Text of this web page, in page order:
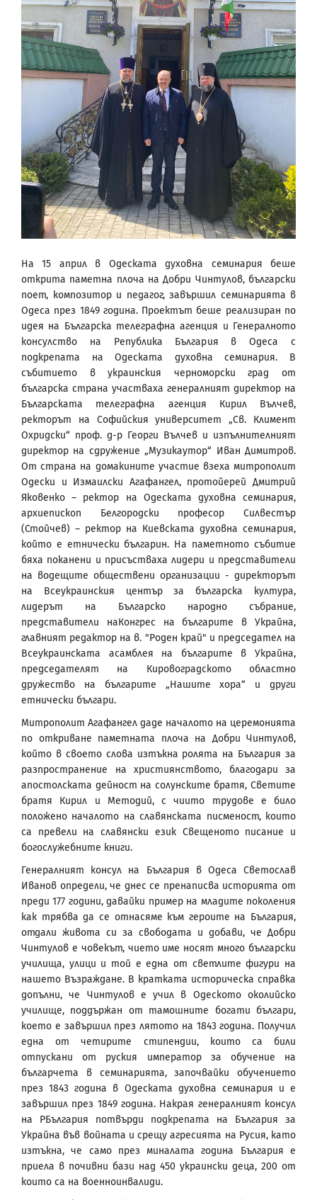
На 15 април в Одеската духовна семинария беше
открита паметна плоча на Добри Чинтулов, български
поет, композитор и педагог, завършил семинарията в
Одеса през 1849 година. Проектът беше реализиран по
идея на Българска телеграфна агенция и Генералното
консулство на Република България в Одеса с
подкрепата на Одеската духовна семинария. В
събитието в украинския черноморски град от
българска страна участваха генералният директор на
Българската телеграфна агенция Кирил Вълчев,
ректорът на Софийския университет „Св. Климент
Охридски“ проф. д-р Георги Вълчев и изпълнителният
директор на сдружение „Музикаутор“ Иван Димитров.
От страна на домакините участие взеха митрополит
Одески и Измаилски Агафангел, протойерей Дмитрий
Яковенко – ректор на Одеската духовна семинария,
архиепископ Белгородски професор Силвестър
(Стойчев) – ректор на Киевската духовна семинария,
който е етнически българин. На паметното събитие
бяха поканени и присъстваха лидери и представители
на водещите обществени организации - директорът
на Всеукраинския център за българска култура,
лидерът на Българско народно събрание,
представители наКонгрес на българите в Украйна,
главният редактор на в. "Роден край" и председател на
Всеукраинската асамблея на българите в Украйна,
председателят на Кировоградското областно
дружество на българите „Нашите хора“ и други
етнически българи.
Митрополит Агафангел даде началото на церемонията
по откриване паметната плоча на Добри Чинтулов,
който в своето слова изтъкна ролята на България за
разпространение на християнството, благодари за
апостолската дейност на солунските братя, Светите
братя Кирил и Методий, с чиито трудове е било
положено началото на славянската писменост, които
са превели на славянски език Свещеното писание и
богослужебните книги.
Генералният консул на България в Одеса Светослав
Иванов определи, че днес се пренаписва историята от
преди 177 години, давайки пример на младите поколения
как трябва да се отнасяме към героите на България,
отдали живота си за свободата и добави, че Добри
Чинтулов е човекът, чието име носят много български
училища, улици и той е една от светлите фигури на
нашето Възраждане. В кратката историческа справка
допълни, че Чинтулов е учил в Одеското околийско
училище, поддържан от тамошните богати българи,
което е завършил през лятото на 1843 година. Получил
една от четирите стипендии, които са били
отпускани от руския император за обучение на
българчета в семинарията, започвайки обучението
през 1843 година в Одеската духовна семинария и е
завършил през 1849 година. Накрая генералният консул
на РБългария потвърди подкрепата на България за
Украйна във войната и срещу агресията на Русия, като
изтъкна, че само през миналата година България е
приела в почивни бази над 450 украински деца, 200 от
които са на военноинвалиди.